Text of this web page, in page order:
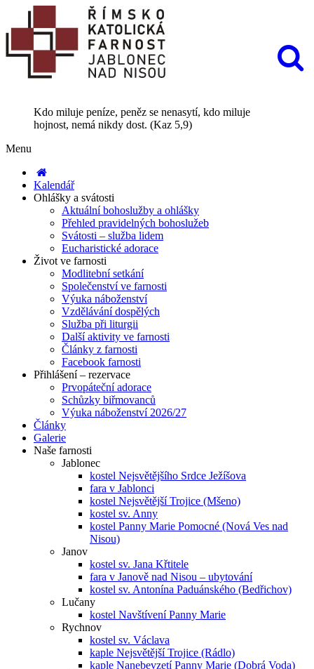
Kdo miluje peníze, peněz se nenasytí, kdo miluje
hojnost, nemá nikdy dost. (Kaz 5,9)
Menu
Kalendář
Ohlášky a svátosti
Aktuální bohoslužby a ohlášky
Přehled pravidelných bohoslužeb
Svátosti – služba lidem
Eucharistické adorace
Život ve farnosti
Modlitební setkání
Společenství ve farnosti
Výuka náboženství
Vzdělávání dospělých
Služba při liturgii
Další aktivity ve farnosti
Články z farnosti
Facebook farnosti
Přihlášení – rezervace
Prvopáteční adorace
Schůzky biřmovanců
Výuka náboženství 2026/27
Články
Galerie
Naše farnosti
Jablonec
kostel Nejsvětějšího Srdce Ježíšova
fara v Jablonci
kostel Nejsvětější Trojice (Mšeno)
kostel sv. Anny
kostel Panny Marie Pomocné (Nová Ves nad
Nisou)
Janov
kostel sv. Jana Křtitele
fara v Janově nad Nisou – ubytování
kostel sv. Antonína Paduánského (Bedřichov)
Lučany
kostel Navštívení Panny Marie
Rychnov
kostel sv. Václava
kaple Nejsvětější Trojice (Rádlo)
kaple Nanebevzetí Panny Marie (Dobrá Voda)